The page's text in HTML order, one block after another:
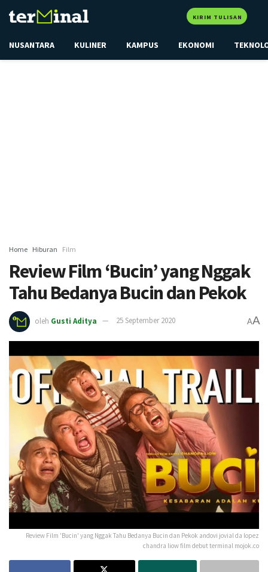
KIRIM TULISAN
NUSANTARA KULINER KAMPUS EKONOMI
Home Hiburan Film
Review Film ‘Bucin’ yang Nggak
Tahu Bedanya Bucin dan Pekok
oleh Gusti Aditya 25 September 2020 AA
Review Film 'Bucin' yang Nggak Tahu Bedanya Bucin dan Pekok andovi jovial da lopez
chandra liow film debut terminal mojok.co